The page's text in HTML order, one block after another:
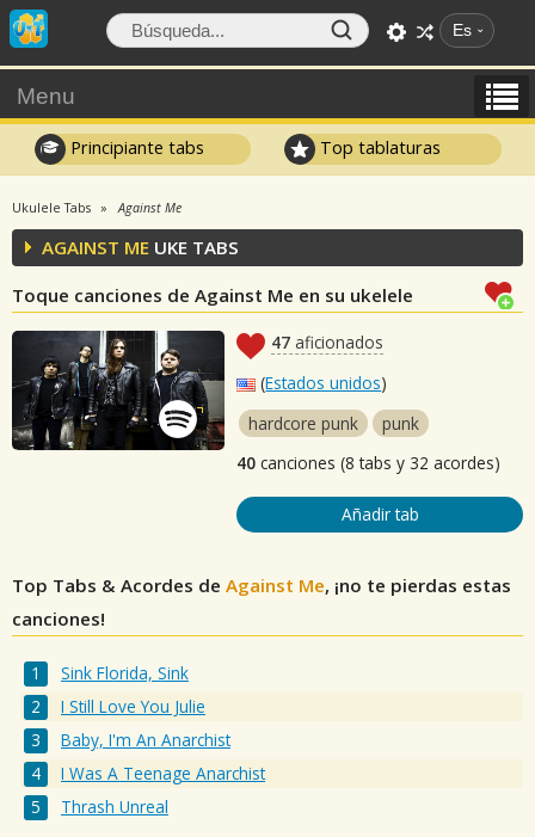
Es
Menu
Principiante tabs Top tablaturas
Ukulele Tabs Against Me
AGAINST ME UKE TABS
Toque canciones de Against Me en su ukelele
47 aficionados
(Estados unidos)
hardcore punk
punk
40 canciones (8 tabs y 32 acordes)
Añadir tab
Top Tabs & Acordes de Against Me, ¡no te pierdas estas
canciones!
Sink Florida, Sink
I Still Love You Julie
Baby, I'm An Anarchist
I Was A Teenage Anarchist
Thrash Unreal